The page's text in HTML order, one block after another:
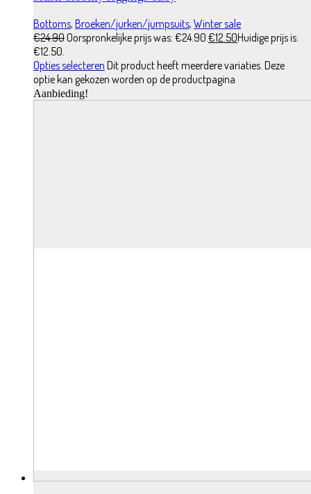
Bottoms, Broeken/jurken/jumpsuits, Winter sale
€24.90Oorspronkelijke prijs was: €24.90. €12.50Huidige prijs is:
€12.50.
Opties selecteren Dit product heeft meerdere variaties. Deze
optie kan gekozen worden op de productpagina
Aanbieding!